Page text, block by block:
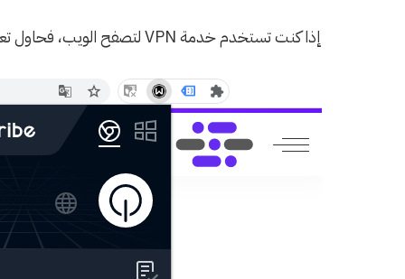
إذا كنت تستخدم خدمة VPN لتصفح الويب، فحاول تعطيلها.